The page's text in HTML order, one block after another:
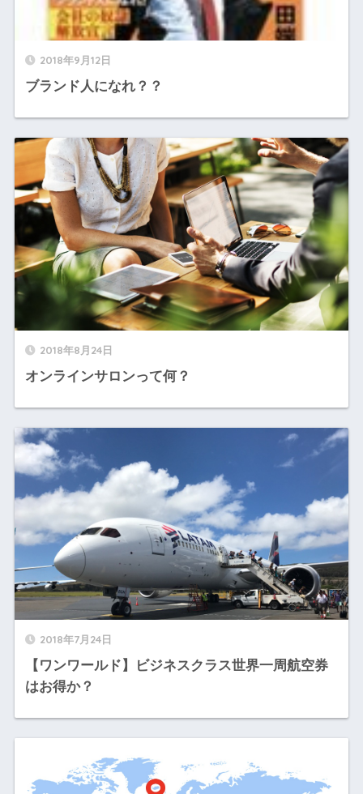
2018年9月12日
ブランド人になれ？？
2018年8月24日
オンラインサロンって何？
2018年7月24日
【ワンワールド】ビジネスクラス世界一周航空券
はお得か？